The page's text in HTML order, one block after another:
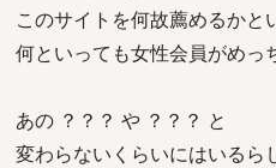
このサイトを何故薦めるかと
何といっても女性会員がめっ
あの ？？？ や ？？？ と
変わらないくらいにはいるら